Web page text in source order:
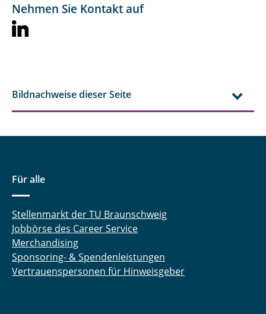
Nehmen Sie Kontakt auf
Bildnachweise dieser Seite
Für alle
Stellenmarkt der TU Braunschweig
Jobbörse des Career Service
Merchandising
Sponsoring- & Spendenleistungen
Vertrauenspersonen für Hinweisgeber